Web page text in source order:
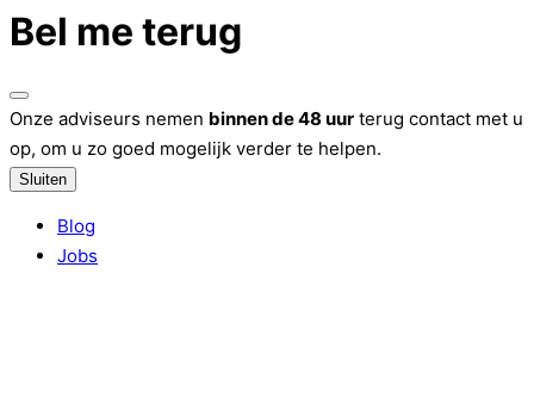
Bel me terug
Onze adviseurs nemen binnen de 48 uur terug contact met u
op, om u zo goed mogelijk verder te helpen.
Sluiten
Blog
Jobs